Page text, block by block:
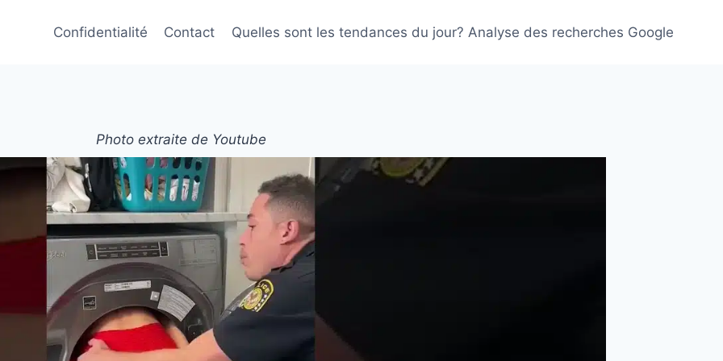
Confidentialité Contact Quelles sont les tendances du jour? Analyse des recherches Google
Photo extraite de Youtube